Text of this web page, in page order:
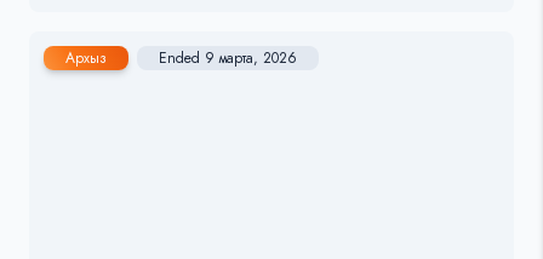
Архыз Ended 9 марта, 2026